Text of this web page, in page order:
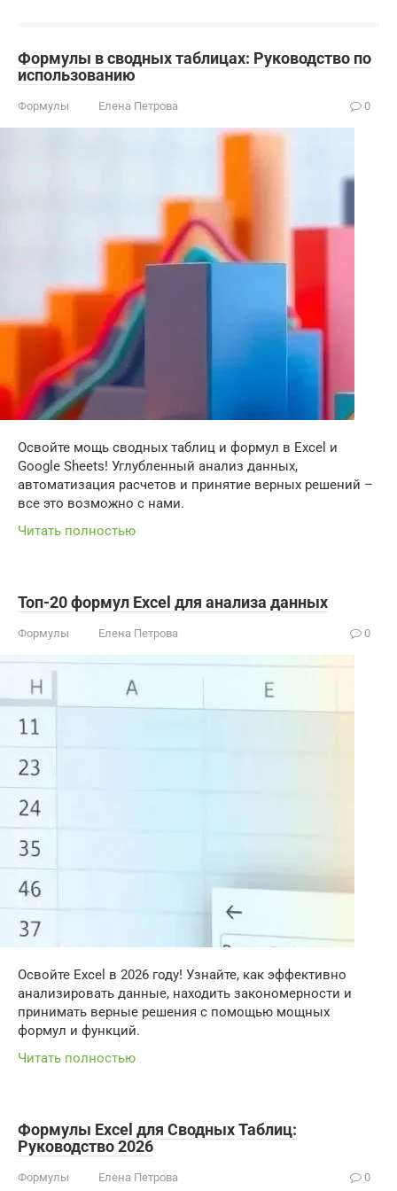
Формулы в сводных таблицах: Руководство по
использованию
Формулы Елена Петрова 0
Освойте мощь сводных таблиц и формул в Excel и
Google Sheets! Углубленный анализ данных,
автоматизация расчетов и принятие верных решений –
все это возможно с нами.
Читать полностью
Топ-20 формул Excel для анализа данных
Формулы Елена Петрова 0
Освойте Excel в 2026 году! Узнайте, как эффективно
анализировать данные, находить закономерности и
принимать верные решения с помощью мощных
формул и функций.
Читать полностью
Формулы Excel для Сводных Таблиц:
Руководство 2026
Формулы Елена Петрова 0